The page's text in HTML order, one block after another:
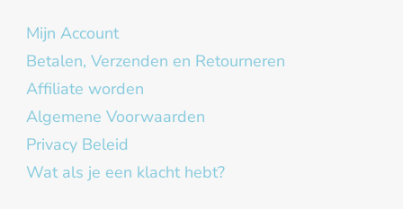
Mijn Account
Betalen, Verzenden en Retourneren
Affiliate worden
Algemene Voorwaarden
Privacy Beleid
Wat als je een klacht hebt?